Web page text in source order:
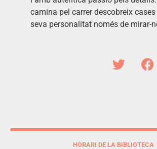
camina pel carrer descobreix
seva personalitat només de mirar-
HORARI DE LA BIBLIOTECA